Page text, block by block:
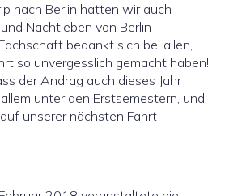
nach Berlin hatten wir auch
Nachtleben von Berlin
bedankt sich bei allen,
so unvergesslich gemacht haben!
der Andrag auch dieses Jahr
unter den Erstsemestern, und
unserer nächsten Fahrt